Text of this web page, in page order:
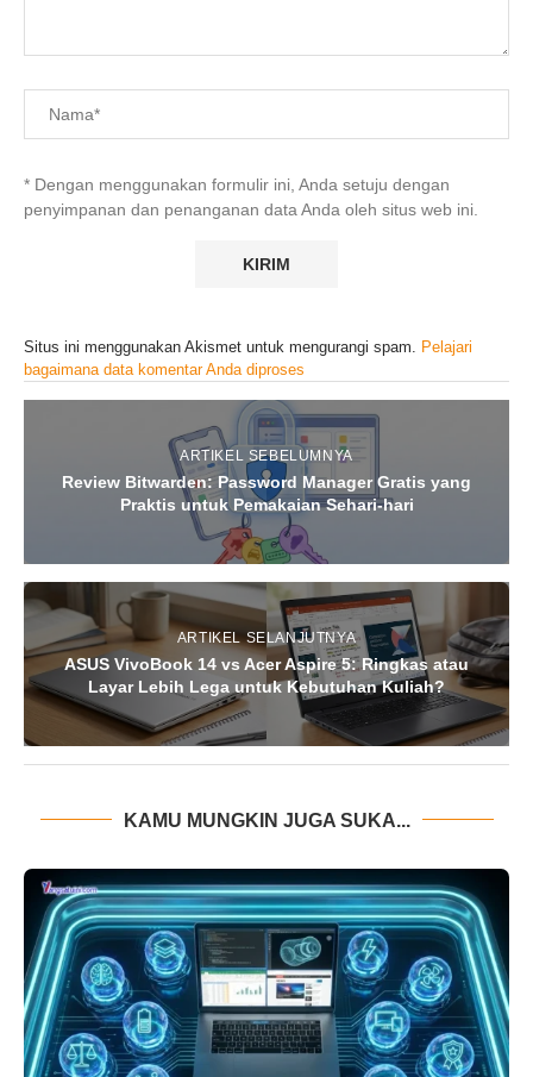
* Dengan menggunakan formulir ini, Anda setuju dengan
penyimpanan dan penanganan data Anda oleh situs web ini.
Situs ini menggunakan Akismet untuk mengurangi spam.
Pelajari
bagaimana data komentar Anda diproses
ARTIKEL SEBELUMNYA
Review Bitwarden: Password Manager Gratis yang
Praktis untuk Pemakaian Sehari-hari
ARTIKEL SELANJUTNYA
ASUS VivoBook 14 vs Acer Aspire 5: Ringkas atau
Layar Lebih Lega untuk Kebutuhan Kuliah?
KAMU MUNGKIN JUGA SUKA...